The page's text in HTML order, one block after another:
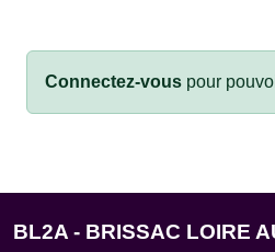
Connectez-vous pour
BL2A - BRISSAC LOIRE